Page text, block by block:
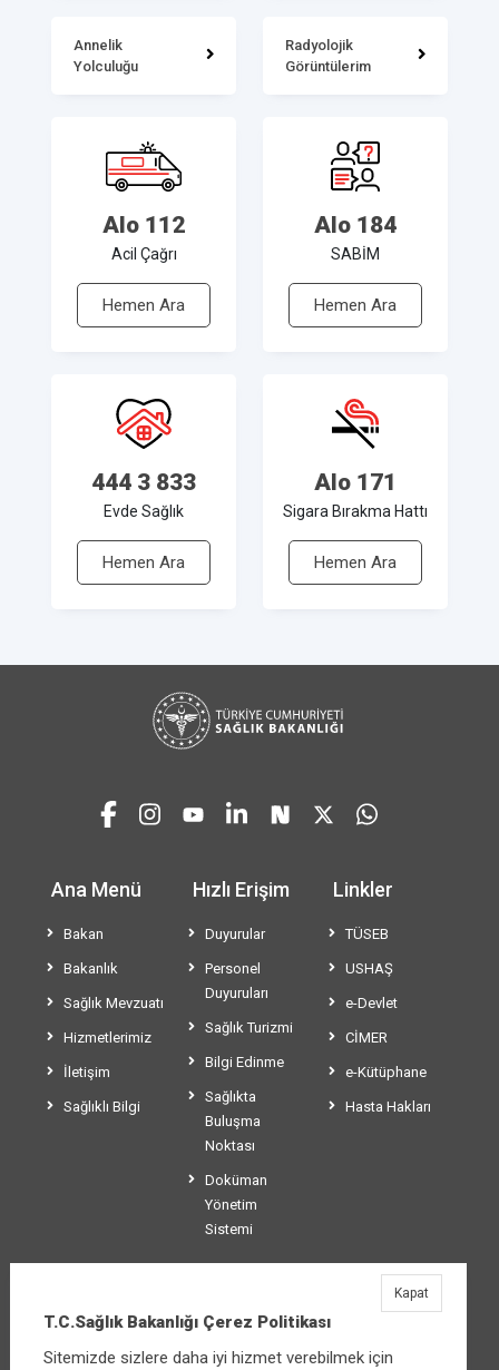
Annelik
Yolculuğu
Radyolojik
Görüntülerim
Alo 112
Acil Çağrı
Hemen Ara
Alo 184
SABİM
Hemen Ara
444 3 833
Evde Sağlık
Hemen Ara
Alo 171
Sigara Bırakma Hattı
Hemen Ara
Ana Menü
Bakan
Bakanlık
Sağlık Mevzuatı
Hizmetlerimiz
İletişim
Sağlıklı Bilgi
Hızlı Erişim
Duyurular
Personel
Duyuruları
Sağlık Turizmi
Bilgi Edinme
Sağlıkta
Buluşma
Noktası
Doküman
Yönetim
Sistemi
Linkler
TÜSEB
USHAŞ
e-Devlet
CİMER
e-Kütüphane
Hasta Hakları
T.C.Sağlık Bakanlığı
Üniversiteler Mahallesi Şehit Mehmet Bayraktar
Caddesi No:3 Çankaya/Ankara
T.C.Sağlık Bakanlığı Çerez Politikası
Sitemizde sizlere daha iyi hizmet verebilmek için
Kapat